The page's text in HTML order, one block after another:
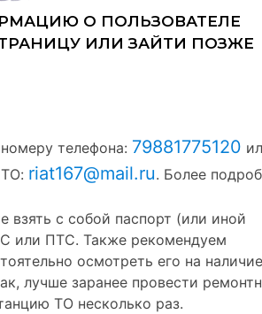
телефона: 79881775120
riat167@mail.ru. Более
взять с собой паспорт (или иной
или ПТС. Также рекомендуем
осмотреть его на наличие
лучше заранее провести
ТО несколько раз.